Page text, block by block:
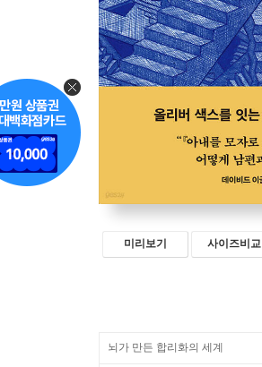
미리보기 사이즈비교
뇌가 만든 합리화의 세계